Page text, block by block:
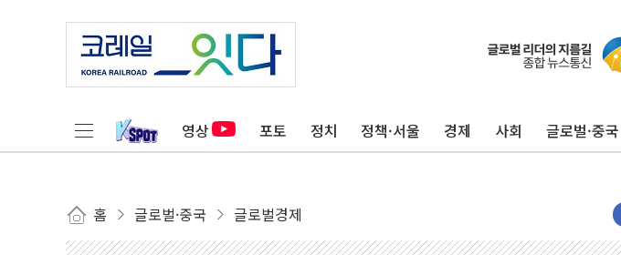
영상 포토 정치 정책·서울 경제 사회 글로벌·중국
홈 글로벌·중국 글로벌경제